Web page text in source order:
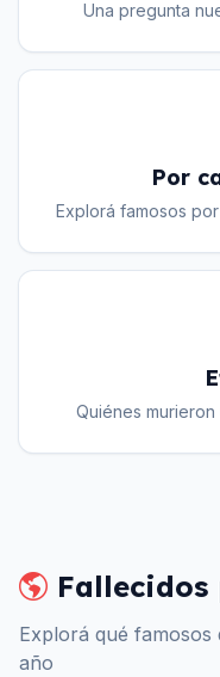
Una pregunta
Por
Explorá famosos
Quiénes
Fallecidos
Explorá qué famosos
año